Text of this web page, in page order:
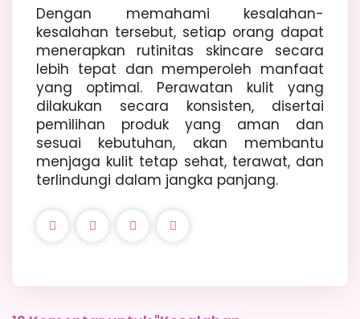
Dengan memahami kesalahan-
kesalahan tersebut, setiap orang dapat
menerapkan rutinitas skincare secara
lebih tepat dan memperoleh manfaat
yang optimal. Perawatan kulit yang
dilakukan secara konsisten, disertai
pemilihan produk yang aman dan
sesuai kebutuhan, akan membantu
menjaga kulit tetap sehat, terawat, dan
terlindungi dalam jangka panjang.